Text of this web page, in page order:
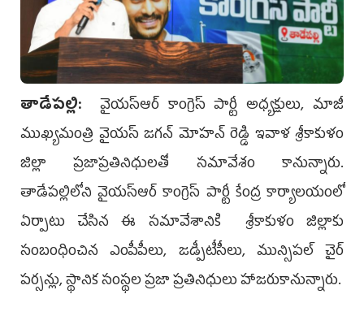
తాడేప‌ల్లి: వైయ‌స్ఆర్ కాంగ్రెస్ పార్టీ అధ్య‌క్షులు, మాజీ
ముఖ్య‌మంత్రి వైయ‌స్ జ‌గ‌న్ మోహ‌న్ రెడ్డి ఇవాళ శ్రీ‌కాకుళం
జిల్లా ప్ర‌జాప్ర‌తినిధుల‌తో స‌మావేశం కానున్నారు.
తాడేప‌ల్లిలోని వైయ‌స్ఆర్ కాంగ్రెస్ పార్టీ కేంద్ర కార్యాల‌యంలో
ఏర్పాటు చేసిన ఈ స‌మావేశానికి శ్రీకాకుళం జిల్లాకు
సంబంధించిన ఎంపీపీలు, జడ్పీటీసీలు, మున్సిపల్‌ చైర్‌
పర్సన్లు, స్థానిక సంస్థల ప్రజా ప్రతినిధులు హాజ‌రుకానున్నారు.